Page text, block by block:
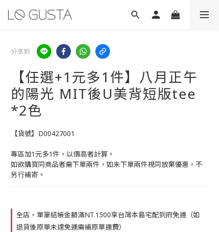
分享到
【任選+1元多1件】八月正午
的陽光 MIT後U美背短版tee
*2色
【貨號】D00427001
專區加1元多1件，以價高者計算。
如欲購買同商品者需下單兩件，如未下單兩件視同放棄優惠，不
另行補寄。
全店，單筆結帳金額滿NT.1500享台灣本島宅配到府免運（如
退貨後原單未達免運需補原單運費）